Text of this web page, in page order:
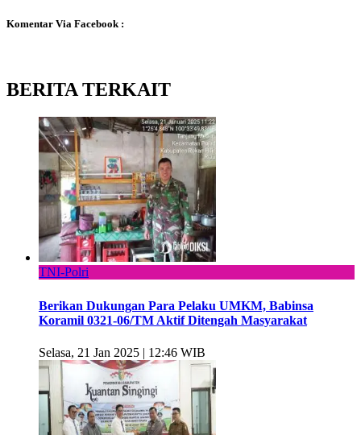
Komentar Via Facebook :
BERITA TERKAIT
TNI-Polri
Berikan Dukungan Para Pelaku UMKM, Babinsa
Koramil 0321-06/TM Aktif Ditengah Masyarakat
Selasa, 21 Jan 2025 | 12:46 WIB